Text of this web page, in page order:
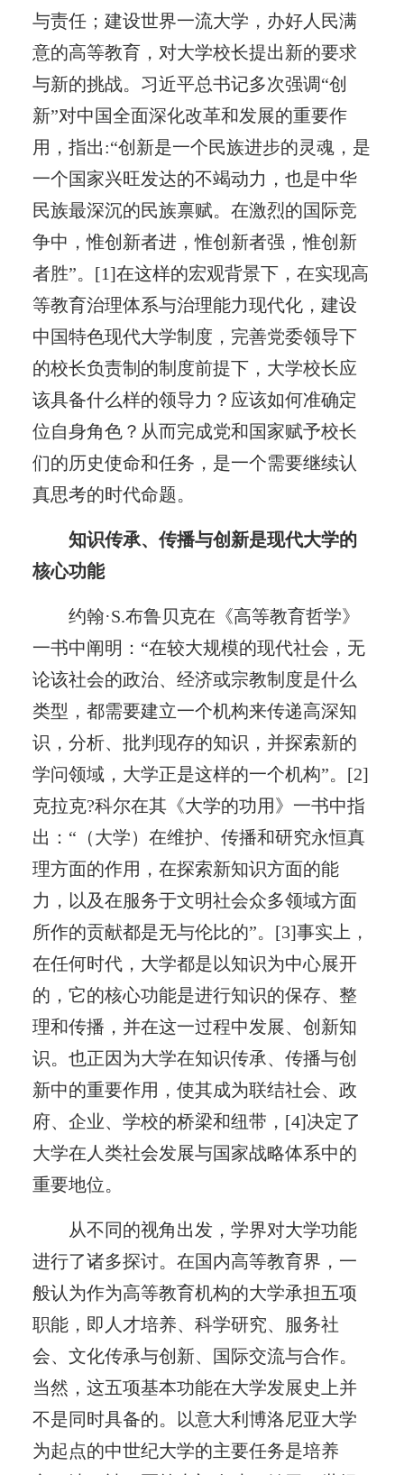
与责任；建设世界一流大学，办好人民满
意的高等教育，对大学校长提出新的要求
与新的挑战。习近平总书记多次强调“创
新”对中国全面深化改革和发展的重要作
用，指出:“创新是一个民族进步的灵魂，是
一个国家兴旺发达的不竭动力，也是中华
民族最深沉的民族禀赋。在激烈的国际竞
争中，惟创新者进，惟创新者强，惟创新
者胜”。[1]在这样的宏观背景下，在实现高
等教育治理体系与治理能力现代化，建设
中国特色现代大学制度，完善党委领导下
的校长负责制的制度前提下，大学校长应
该具备什么样的领导力？应该如何准确定
位自身角色？从而完成党和国家赋予校长
们的历史使命和任务，是一个需要继续认
真思考的时代命题。
知识传承、传播与创新是现代大学的
核心功能
约翰·S.布鲁贝克在《高等教育哲学》
一书中阐明：“在较大规模的现代社会，无
论该社会的政治、经济或宗教制度是什么
类型，都需要建立一个机构来传递高深知
识，分析、批判现存的知识，并探索新的
学问领域，大学正是这样的一个机构”。[2]
克拉克?科尔在其《大学的功用》一书中指
出：“（大学）在维护、传播和研究永恒真
理方面的作用，在探索新知识方面的能
力，以及在服务于文明社会众多领域方面
所作的贡献都是无与伦比的”。[3]事实上，
在任何时代，大学都是以知识为中心展开
的，它的核心功能是进行知识的保存、整
理和传播，并在这一过程中发展、创新知
识。也正因为大学在知识传承、传播与创
新中的重要作用，使其成为联结社会、政
府、企业、学校的桥梁和纽带，[4]决定了
大学在人类社会发展与国家战略体系中的
重要地位。
从不同的视角出发，学界对大学功能
进行了诸多探讨。在国内高等教育界，一
般认为作为高等教育机构的大学承担五项
职能，即人才培养、科学研究、服务社
会、文化传承与创新、国际交流与合作。
当然，这五项基本功能在大学发展史上并
不是同时具备的。以意大利博洛尼亚大学
为起点的中世纪大学的主要任务是培养